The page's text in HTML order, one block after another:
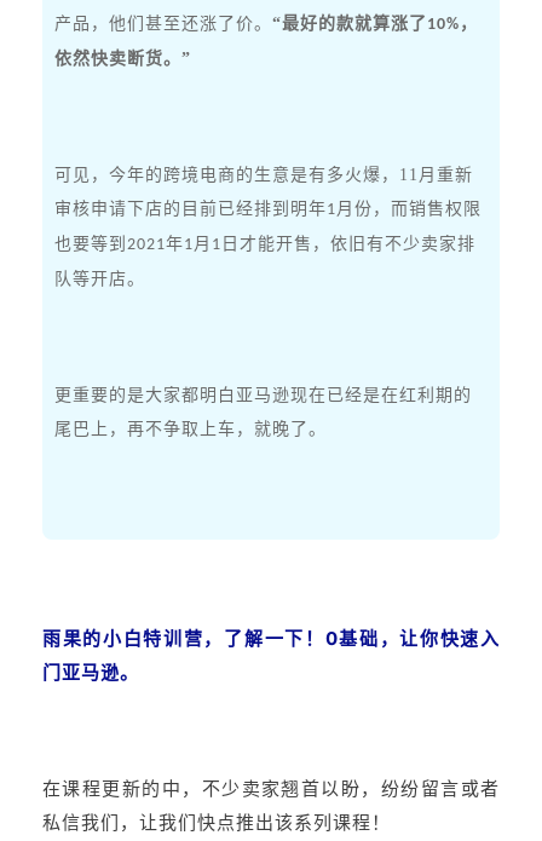
产品，他们甚至还涨了价。 “最好的款就算涨了 10% ，
依然快卖断货。”
可见，今年的跨境电商的生意是有多火爆， 11 月重新
审核申请下店的目前已经排到明年1月份，而销售权限
也要等到 2021年1月 1 日才能开售，依旧有不少卖家排
队等开店。
更重要的是大家都明白亚马逊现在已经是在红利期的
尾巴上，再不争取上车，就晚了。
雨果的小白特训营，了解一下！0基础，让你快速入
门亚马逊。
在课程更新的中，不少卖家翘首以盼，纷纷留言或者
私信我们，让我们快点推出该系列课程！